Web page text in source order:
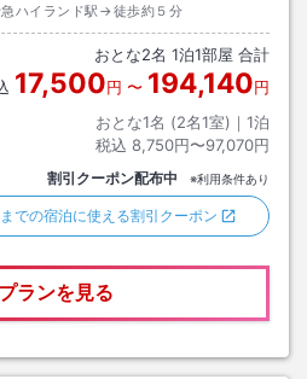
ハイランド駅→徒歩約５分
おとな2名 1泊1部屋 合計
17,500円 〜 194,140円
おとな1名 (2名1室)｜ 1泊
税込 8,750円〜97,070円
割引クーポン配布中 ※利用条件あり
での宿泊に使える割引クーポン
ランを見る